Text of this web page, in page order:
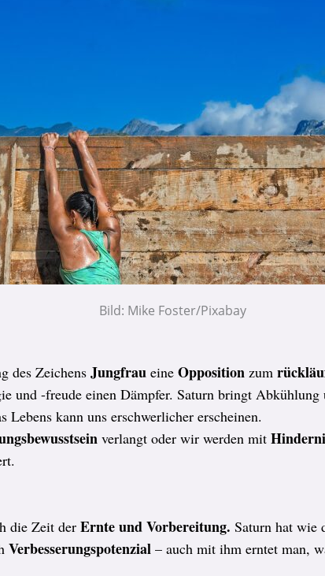
Bild: Mike Foster/Pixabay
des ZeichensJungfraueine Oppositionzum
und -freude einen Dämpfer. Saturn bringt Abkühlung
Lebens kann uns erschwerlicher erscheinen.
verlangt oder wir werden mit
die Zeit der Ernte und Vorbereitung. Saturn hat wie
Verbesserungspotenzial – auch mit ihm erntet man,